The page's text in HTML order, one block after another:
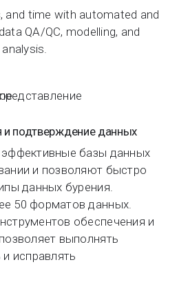
and time with automated and
QA/QC, modelling, and
analysis.
и подтверждение данных
базы данных
и позволяют быстро
данных бурения.
50 форматов данных.
обеспечения и
выполнять
исправлять